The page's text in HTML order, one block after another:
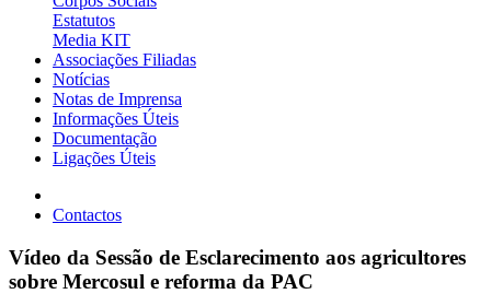
Estatutos
Media KIT
Associações Filiadas
Notícias
Notas de Imprensa
Informações Úteis
Documentação
Ligações Úteis
Contactos
Vídeo da Sessão de Esclarecimento aos agricultores
sobre Mercosul e reforma da PAC